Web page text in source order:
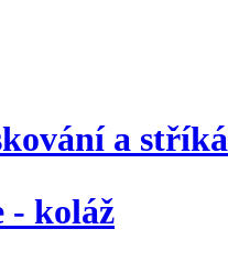
a
- koláž